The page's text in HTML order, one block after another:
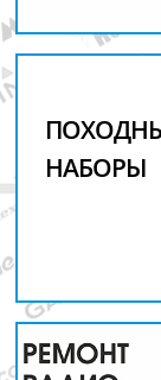
НАБОРЫ